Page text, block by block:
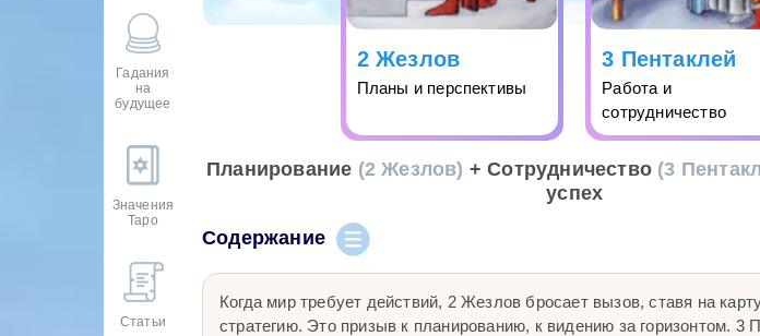
Гадания
на
будущее
Значения
Таро
Статьи
2 Жезлов
Планы и перспективы
3 Пентаклей
Работа и
сотрудничество
Планирование (2 Жезлов) + Сотрудничество (3
успех
Содержание
Когда мир требует действий, 2 Жезлов бросает вызов, ставя на
стратегию. Это призыв к планированию, к видению за горизонтом. 3